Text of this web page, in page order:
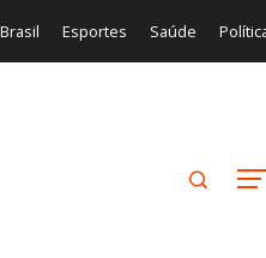
Brasil Esportes Saúde